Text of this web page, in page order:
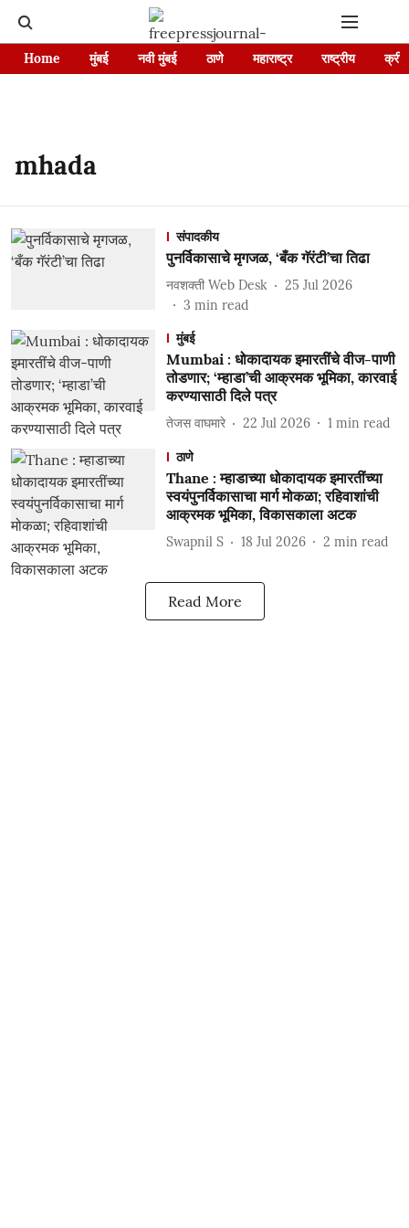
Home मुंबई नवी मुंबई ठाणे महाराष्ट्र राष्ट्रीय
mhada
संपादकीय
पुनर्विकासाचे मृगजळ, ‘बँक गॅरंटी’चा तिढा
नवशक्ती Web Desk
25 Jul 2026
3 min read
मुंबई
Mumbai : धोकादायक इमारतींचे वीज-पाणी
तोडणार; ‘म्हाडा’ची आक्रमक भूमिका, कारवाई
करण्यासाठी दिले पत्र
तेजस वाघमारे 22 Jul 2026 1 min read
ठाणे
Thane : म्हाडाच्या धोकादायक इमारतींच्या
स्वयंपुनर्विकासाचा मार्ग मोकळा; रहिवाशांची
आक्रमक भूमिका, विकासकाला अटक
Swapnil S 18 Jul 2026 2 min read
Read More